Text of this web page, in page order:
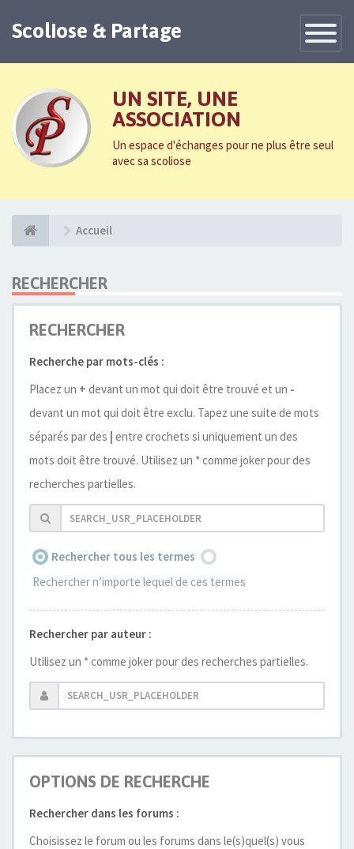
Toggle
Scoliose & Partage
UN SITE, UNE
ASSOCIATION
Un espace d'échanges pour ne plus être seul
avec sa scoliose
Accueil
RECHERCHER
RECHERCHER
Recherche par mots-clés :
Placez un + devant un mot qui doit être trouvé et un -
devant un mot qui doit être exclu. Tapez une suite de mots
séparés par des | entre crochets si uniquement un des
mots doit être trouvé. Utilisez un * comme joker pour des
recherches partielles.
Rechercher tous les termes
Rechercher n’importe lequel de ces termes
Rechercher par auteur :
Utilisez un * comme joker pour des recherches partielles.
OPTIONS DE RECHERCHE
Rechercher dans les forums :
Choisissez le forum ou les forums dans le(s)quel(s) vous